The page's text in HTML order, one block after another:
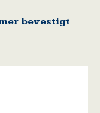
bevestigt